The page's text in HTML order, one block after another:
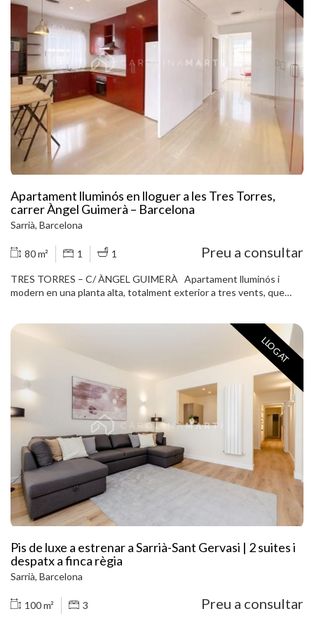
encastats i altells, cosa que aporta encara més capacitat
d'emmagatzematge. A més, la propietat inclou un pràctic pati
interior amb safareig i traster, accessible des de la cuina. El pis està
equipat amb terres de parquet, calefacció i es troba en una finca
amb una elegant entrada i ascensor. La ubicació és excel·lent,
envoltada de tota mena de serveis i molt ben connectada
mitjançant transport públic. No dubteu a contactar-nos per
agendar una visita.
Apartament lluminós en lloguer a les Tres Torres,
carrer Àngel Guimerà – Barcelona
Sarrià, Barcelona
80 m² 1 1 Preu a consultar
TRES TORRES – C/ ÀNGEL GUIMERÀ Apartament lluminós i
modern en una planta alta, totalment exterior a tres vents, que
generoses, un dormitori doble confortable, un saló–menjador
distribuït en dos ambients diferenciats i pràctics armaris encastats
totes les estances, fet que garanteix confort durant tot l’any. Està
situat en una finca clàssica i elegant, ben conservada i equipada
amb ascensor. La zona és immillorable: a pocs passos del transport
públic, envoltada de tot tipus de comerços, serveis, centres
educatius i amb una àmplia oferta de restauració i oci. Una
excel·lent oportunitat per viure en una de les zones més
demandades de les Tres Torres. No dubti a trucar-nos per
concertar una visita.
LLOGAT
Pis de luxe a estrenar a Sarrià-Sant Gervasi | 2 suites i
despatx a finca règia
Sarrià, Barcelona
100 m² 3 Preu a consultar